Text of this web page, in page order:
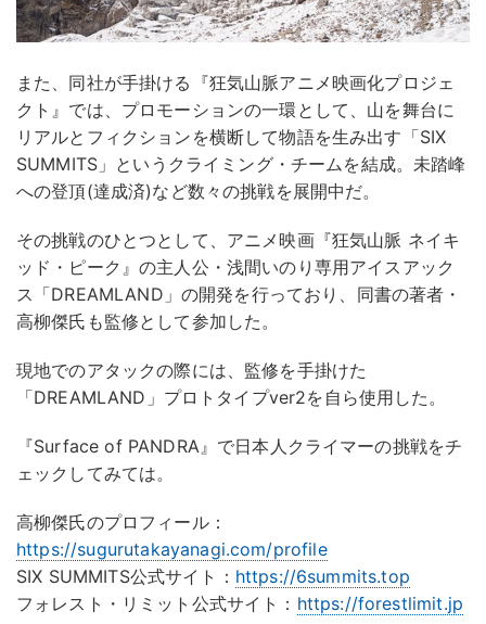
また、同社が手掛ける『狂気山脈アニメ映画化プロジェ
クト』では、プロモーションの一環として、山を舞台に
リアルとフィクションを横断して物語を生み出す「SIX
SUMMITS」というクライミング・チームを結成。未踏峰
への登頂(達成済)など数々の挑戦を展開中だ。
その挑戦のひとつとして、アニメ映画『狂気山脈 ネイキ
ッド・ピーク』の主人公・浅間いのり専用アイスアック
ス「DREAMLAND」の開発を行っており、同書の著者・
高柳傑氏も監修として参加した。
現地でのアタックの際には、監修を手掛けた
「DREAMLAND」プロトタイプver2を自ら使用した。
『Surface of PANDRA』で日本人クライマーの挑戦をチ
ェックしてみては。
高柳傑氏のプロフィール：
https://sugurutakayanagi.com/profile
SIX SUMMITS公式サイト： https://6summits.top
フォレスト・リミット公式サイト： https://forestlimit.jp